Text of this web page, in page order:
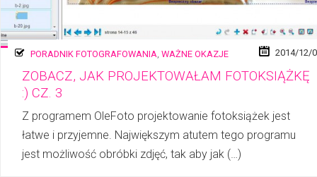
PORADNIK FOTOGRAFOWANIA WAŻNE OKAZJE 2014/12/
ZOBACZ, JAK PROJEKTOWAŁAM FOTOKSIĄŻKĘ
:) CZ. 3
Z programem OleFoto projektowanie fotoksiążek jest
łatwe i przyjemne. Największym atutem tego programu
jest możliwość obróbki zdjęć, tak aby jak (…)